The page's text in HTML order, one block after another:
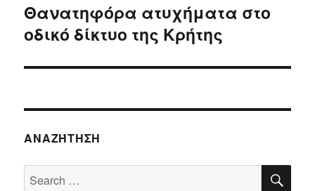
Next
post:
Θανατηφόρα ατυχήματα στο
οδικό δίκτυο της Κρήτης
ΑΝΑΖΉΤΗΣΗ
Search